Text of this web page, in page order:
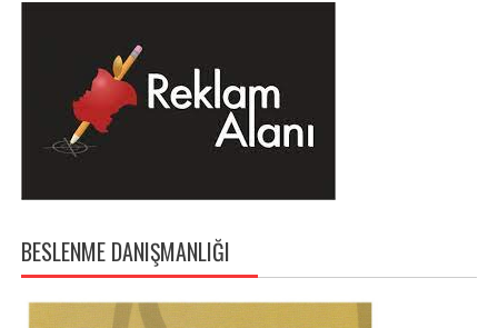
BESLENME DANIŞMANLIĞI